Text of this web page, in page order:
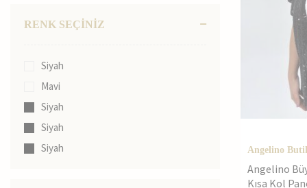
Abiye Takımlar
RENK SEÇİNİZ
Siyah
Mavi
Siyah
Siyah
Siyah
Angelino
Angelino
Kısa Kol